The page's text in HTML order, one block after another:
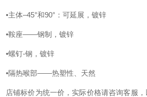
•主体–45°和90°：可延展，镀锌
•鞍座——钢制，镀锌
•螺钉-钢，镀锌
•隔热喉部——热塑性、天然
店铺标价为统一价，实际价格请咨询客服